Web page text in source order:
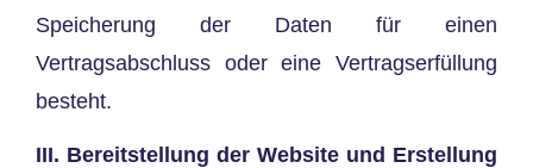
Speicherung der Daten für einen
Vertragsabschluss oder eine Vertragserfüllung
besteht.
III. Bereitstellung der Website und Erstellung